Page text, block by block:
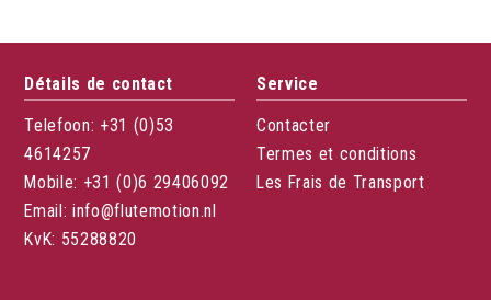
Détails de contact
Telefoon: +31 (0)53
4614257
Mobile: +31 (0)6 29406092
Email: info@flutemotion.nl
KvK: 55288820
Service
Contacter
Termes et conditions
Les Frais de Transport